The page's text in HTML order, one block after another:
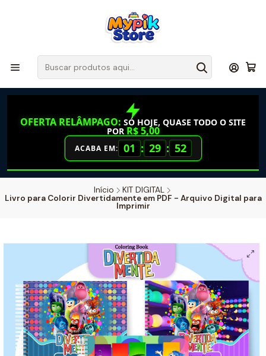
OFERTA RELÂMPAGO: SÓ HOJE, QUASE TODO O SITE
POR R$ 5,00
ACABA EM: 01 : 29 : 52
Início
KIT DIGITAL
Livro para Colorir Divertidamente em PDF - Arquivo Digital para
Imprimir